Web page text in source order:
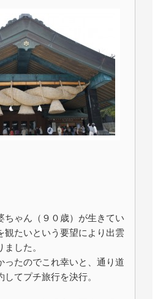
ちゃん（９０歳）が生きてい
観たいという要望により出雲
した。
ったのでこれ幸いと、通り道
てプチ旅行を決行。